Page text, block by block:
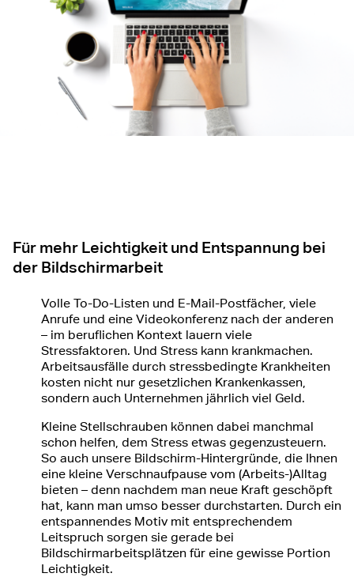
Für mehr Leichtigkeit und Entspannung bei
der Bildschirmarbeit
Volle To-Do-Listen und E-Mail-Postfächer, viele
Anrufe und eine Videokonferenz nach der anderen
– im beruflichen Kontext lauern viele
Stressfaktoren. Und Stress kann krankmachen.
Arbeitsausfälle durch stressbedingte Krankheiten
kosten nicht nur gesetzlichen Krankenkassen,
sondern auch Unternehmen jährlich viel Geld.
Kleine Stellschrauben können dabei manchmal
schon helfen, dem Stress etwas gegenzusteuern.
So auch unsere Bildschirm-Hintergründe, die Ihnen
eine kleine Verschnaufpause vom (Arbeits-)Alltag
bieten – denn nachdem man neue Kraft geschöpft
hat, kann man umso besser durchstarten. Durch ein
entspannendes Motiv mit entsprechendem
Leitspruch sorgen sie gerade bei
Bildschirmarbeitsplätzen für eine gewisse Portion
Leichtigkeit.